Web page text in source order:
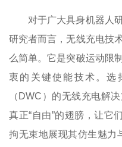
对于广大具身机器人
研究者而言，无线充电技
么简单。它是突破运动限
衷的关键使能技术。选
（DWC）的无线充电解
真正“自由”的翅膀，让它
拘无束地展现其仿生魅力